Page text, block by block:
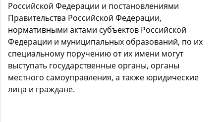
Российской Федерации и постановлениями
Правительства Российской Федерации,
нормативными актами субъектов Российской
Федерации и муниципальных образований, по их
специальному поручению от их имени могут
выступать государственные органы, органы
местного самоуправления, а также юридические
лица и граждане.